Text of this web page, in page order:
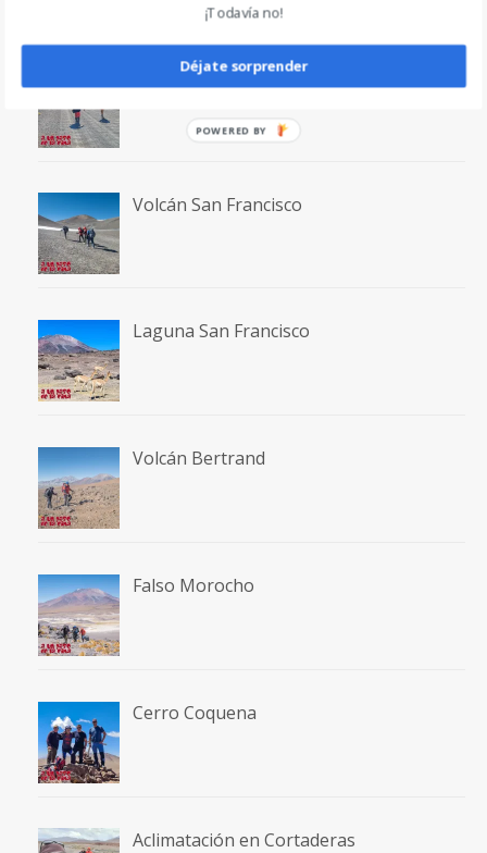
Terma La Gruta
Volcán San Francisco
Laguna San Francisco
Volcán Bertrand
Falso Morocho
Cerro Coquena
Aclimatación en Cortaderas
¡Todavía no!
Déjate sorprender
POWERED BY